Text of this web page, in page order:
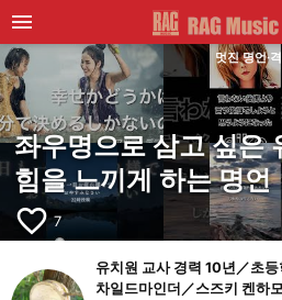
멋진 명언·
좌우명으로 삼고 싶은
힘을 느끼게 하는 명언
favorite_border 7
유치원 교사 경력 10년／초
차일드마인더／스즈키 켄하